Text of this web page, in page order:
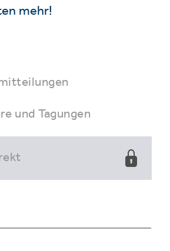
mehr!
und Tagungen